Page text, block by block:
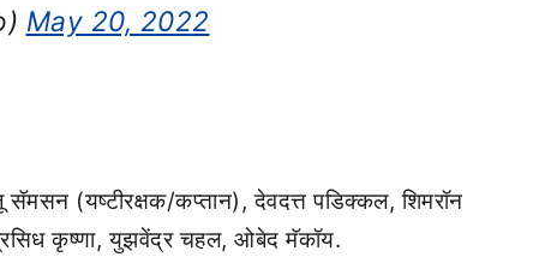
May 20, 2022
(यष्टीरक्षक/कप्तान), देवदत्त पडिक्कल, शिमरॉन
कृष्णा, युझवेंद्र चहल, ओबेद मॅकॉय.